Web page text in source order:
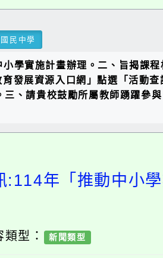
民中學
學實施計畫辦理。二、旨揭課
發展資源入口網」點選「活動
貴校鼓勵所屬教師踴躍參與
:114年「推動中小
型： 新聞類型